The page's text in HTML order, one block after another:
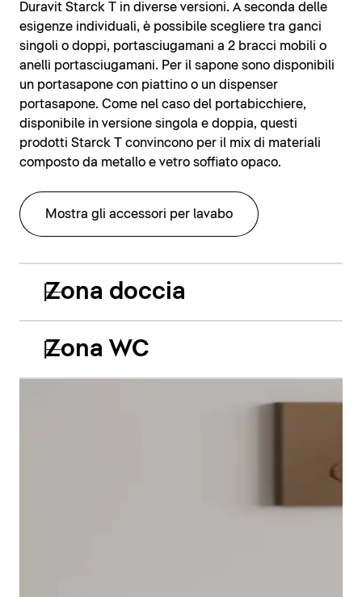
Duravit Starck T in diverse versioni. A seconda delle
esigenze individuali, è possibile scegliere tra ganci
singoli o doppi, portasciugamani a 2 bracci mobili o
anelli portasciugamani. Per il sapone sono disponibili
un portasapone con piattino o un dispenser
portasapone. Come nel caso del portabicchiere,
disponibile in versione singola e doppia, questi
prodotti Starck T convincono per il mix di materiali
composto da metallo e vetro soffiato opaco.
Mostra gli accessori per lavabo
Zona doccia
Zona WC